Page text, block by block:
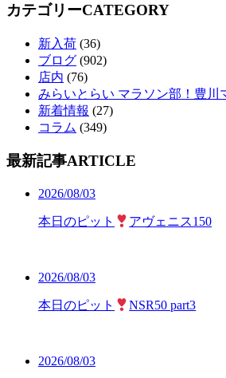
カテゴリーCATEGORY
新入荷 (36)
ブログ (902)
店内 (76)
みらいとらい マラソン部！豊川
新着情報 (27)
コラム (349)
最新記事ARTICLE
2026/08/03
本日のピット アヴェニス150
2026/08/03
本日のピット NSR50 part3
2026/08/03